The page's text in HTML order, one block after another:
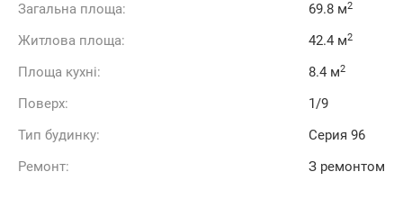
Загальна площа:
69.8 м2
Житлова площа: 42.4 м2
Площа кухні: 8.4 м2
Поверх:
1/9
Тип будинку:
Cерия 96
Ремонт:
З ремонтом